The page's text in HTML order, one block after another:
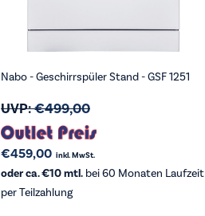
Nabo - Geschirrspüler Stand - GSF 1251
UVP:€499,00
€459,00 inkl. MwSt.
oder ca. €10 mtl. bei 60 Monaten Laufzeit
per Teilzahlung